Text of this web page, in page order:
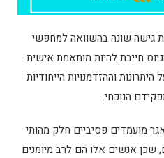
גישה שונה בהשוואה למחפשי
חייבת להיות מותאמת אישית
וההזדמנויות הייחודיות
הנוכחי.
מועמדים פסיביים חלק מהותי
, שכן אנשים אלו הם לרב מיומנים